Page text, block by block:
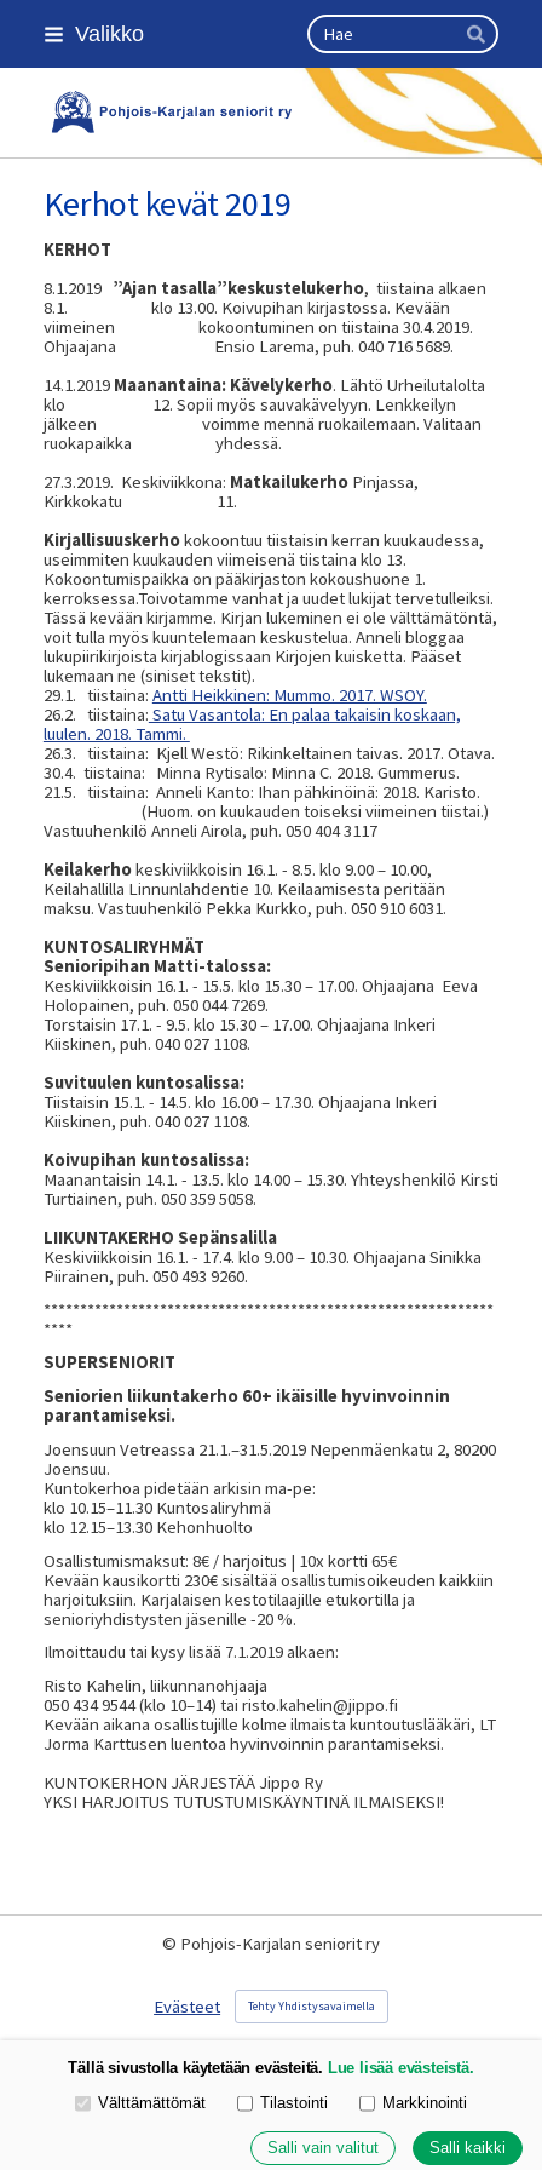
Siirry
sivun
Valikko Haku
Hae
Kansallinen senioriliitto
Kerhot kevät 2019
KERHOT
8.1.2019 ”Ajan tasalla”keskustelukerho, tiistaina alkaen
8.1. klo 13.00. Koivupihan kirjastossa. Kevään
viimeinen kokoontuminen on tiistaina 30.4.2019.
Ohjaajana Ensio Larema, puh. 040 716 5689.
14.1.2019 Maanantaina: Kävelykerho. Lähtö Urheilutalolta
klo 12. Sopii myös sauvakävelyyn. Lenkkeilyn
jälkeen voimme mennä ruokailemaan. Valitaan
ruokapaikka yhdessä.
27.3.2019. Keskiviikkona: MatkailukerhoPinjassa,
Kirkkokatu 11.
Kirjallisuuskerhokokoontuu tiistaisin kerran kuukaudessa,
useimmiten kuukauden viimeisenä tiistaina klo 13.
Kokoontumispaikka on pääkirjaston kokoushuone 1.
kerroksessa.Toivotamme vanhat ja uudet lukijat tervetulleiksi.
Tässä kevään kirjamme. Kirjan lukeminen ei ole välttämätöntä,
voit tulla myös kuuntelemaan keskustelua. Anneli bloggaa
lukupiirikirjoista kirjablogissaan Kirjojen kuisketta. Pääset
lukemaan ne (siniset tekstit).
29.1. tiistaina: Antti Heikkinen: Mummo. 2017. WSOY.
26.2. tiistaina: Satu Vasantola: En palaa takaisin koskaan,
luulen. 2018. Tammi.
26.3. tiistaina: Kjell Westö: Rikinkeltainen taivas. 2017. Otava.
30.4. tiistaina: Minna Rytisalo: Minna C. 2018. Gummerus.
21.5. tiistaina: Anneli Kanto: Ihan pähkinöinä: 2018. Karisto.
(Huom. on kuukauden toiseksi viimeinen tiistai.)
Vastuuhenkilö Anneli Airola, puh. 050 404 3117
Keilakerhokeskiviikkoisin 16.1. - 8.5. klo 9.00 – 10.00,
Keilahallilla Linnunlahdentie 10. Keilaamisesta peritään
maksu. Vastuuhenkilö Pekka Kurkko, puh. 050 910 6031.
KUNTOSALIRYHMÄT
Senioripihan Matti-talossa:
Keskiviikkoisin 16.1. - 15.5. klo 15.30 – 17.00. Ohjaajana Eeva
Holopainen, puh. 050 044 7269.
Torstaisin 17.1. - 9.5. klo 15.30 – 17.00. Ohjaajana Inkeri
Kiiskinen, puh. 040 027 1108.
Suvituulen kuntosalissa:
Tiistaisin 15.1. - 14.5. klo 16.00 – 17.30. Ohjaajana Inkeri
Kiiskinen, puh. 040 027 1108.
Koivupihan kuntosalissa:
Maanantaisin 14.1. - 13.5. klo 14.00 – 15.30. Yhteyshenkilö Kirsti
Turtiainen, puh. 050 359 5058.
LIIKUNTAKERHO Sepänsalilla
Keskiviikkoisin 16.1. - 17.4. klo 9.00 – 10.30. Ohjaajana Sinikka
Piirainen, puh. 050 493 9260.
**************************************************************
****
SUPERSENIORIT
Seniorien liikuntakerho 60+ ikäisille hyvinvoinnin
parantamiseksi.
Joensuun Vetreassa 21.1.–31.5.2019 Nepenmäenkatu 2, 80200
Joensuu.
Kuntokerhoa pidetään arkisin ma-pe:
klo 10.15–11.30 Kuntosaliryhmä
klo 12.15–13.30 Kehonhuolto
Osallistumismaksut: 8€ / harjoitus | 10x kortti 65€
Kevään kausikortti 230€ sisältää osallistumisoikeuden kaikkiin
harjoituksiin. Karjalaisen kestotilaajille etukortilla ja
senioriyhdistysten jäsenille -20 %.
Ilmoittaudu tai kysy lisää 7.1.2019 alkaen:
Risto Kahelin, liikunnanohjaaja
050 434 9544 (klo 10–14) tai risto.kahelin@jippo.fi
Kevään aikana osallistujille kolme ilmaista kuntoutuslääkäri, LT
Jorma Karttusen luentoa hyvinvoinnin parantamiseksi.
KUNTOKERHON JÄRJESTÄÄ Jippo Ry
YKSI HARJOITUS TUTUSTUMISKÄYNTINÄ ILMAISEKSI!
© Pohjois-Karjalan seniorit ry
Evästeet Tehty Yhdistysavaimella
Tällä sivustolla käytetään evästeitä. Lue lisää evästeistä.
Valitse käytettävät evästeet
Välttämättömät Tilastointi Markkinointi
Salli vain valitut Salli kaikki